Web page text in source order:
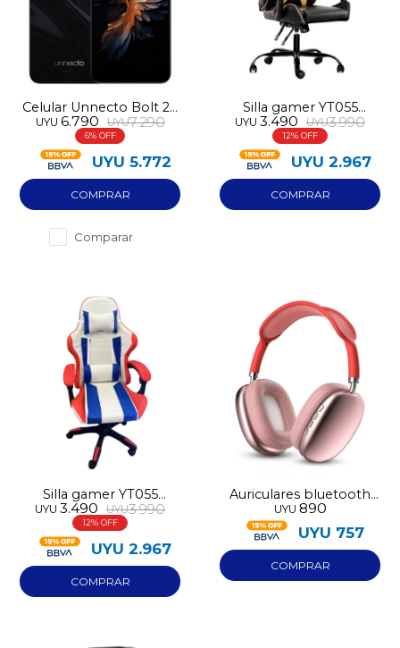
Celular Unnecto Bolt 20
256GB NFC 6GB RAM
UYU 6.790 UYU7.290
6
UYU 5.772
Comparar
Silla gamer YT055
amarilla y negra
UYU 3.490 UYU3.990
12
UYU 2.967
Silla gamer YT055
blanca
UYU 3.490 UYU3.990
12
UYU 2.967
Auriculares bluetooth
P9
UYU 890
UYU 757